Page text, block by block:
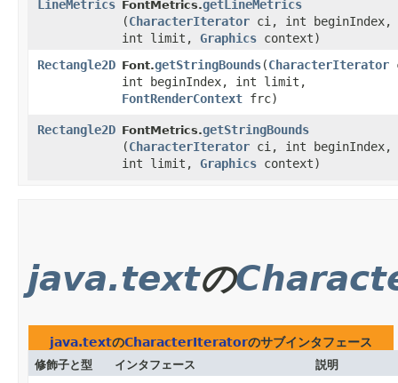
LineMetrics FontMetrics.getLineMetrics
(CharacterIterator ci, int beginIndex,
int limit, Graphics context)
Rectangle2D Font.getStringBounds​(CharacterIterator
int beginIndex, int limit,
FontRenderContext frc)
Rectangle2D FontMetrics.getStringBounds
(CharacterIterator ci, int beginIndex,
int limit, Graphics context)
java.textの
java.textのCharacterIteratorのサブインタフェース
修飾子と型 インタフェース 説明